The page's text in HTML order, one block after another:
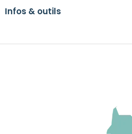
Infos & outils